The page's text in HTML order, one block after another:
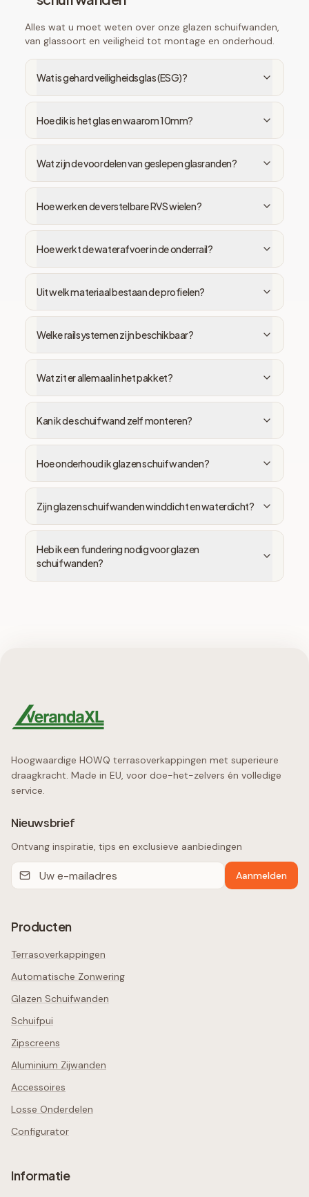
Alles wat u moet weten over onze glazen schuifwanden,
van glassoort en veiligheid tot montage en onderhoud.
Wat is gehard veiligheidsglas (ESG)?
Hoe dik is het glas en waarom 10mm?
Wat zijn de voordelen van geslepen glasranden?
Hoe werken de verstelbare RVS wielen?
Hoe werkt de waterafvoer in de onderrail?
Uit welk materiaal bestaan de profielen?
Welke railsystemen zijn beschikbaar?
Wat zit er allemaal in het pakket?
Kan ik de schuifwand zelf monteren?
Hoe onderhoud ik glazen schuifwanden?
Zijn glazen schuifwanden winddicht en waterdicht?
Heb ik een fundering nodig voor glazen
schuifwanden?
Hoogwaardige HOWQ terrasoverkappingen met superieure
draagkracht. Made in EU, voor doe-het-zelvers én volledige
service.
Nieuwsbrief
Ontvang inspiratie, tips en exclusieve aanbiedingen
Aanmelden
Producten
Terrasoverkappingen
Automatische Zonwering
Glazen Schuifwanden
Schuifpui
Zipscreens
Aluminium Zijwanden
Accessoires
Losse Onderdelen
Configurator
Informatie